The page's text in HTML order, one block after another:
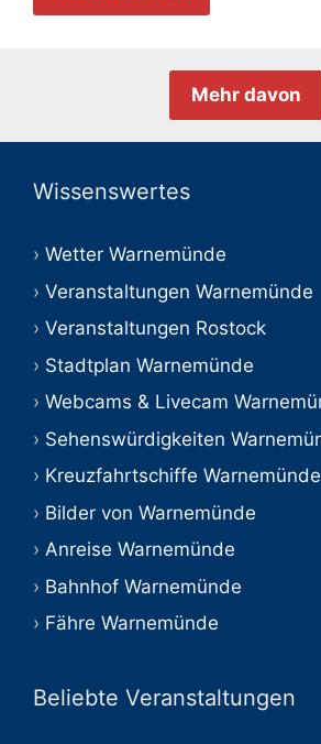
Mehr davon
Wissenswertes
Wetter Warnemünde
Veranstaltungen Warnemünde
Veranstaltungen Rostock
Stadtplan Warnemünde
Webcams & Livecam
Sehenswürdigkeiten
Kreuzfahrtschiffe Warnemünde
Bilder von Warnemünde
Anreise Warnemünde
Bahnhof Warnemünde
Fähre Warnemünde
Beliebte Veranstaltungen